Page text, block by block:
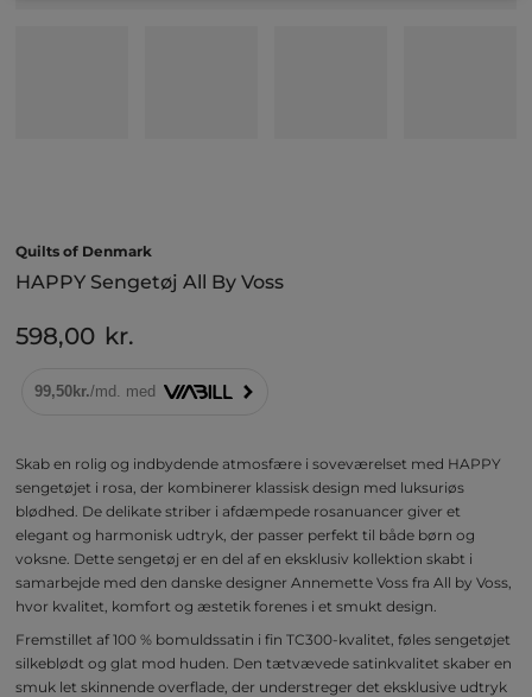
Quilts of Denmark
HAPPY Sengetøj All By Voss
598,00 kr.
Skab en rolig og indbydende atmosfære i soveværelset med HAPPY
sengetøjet i rosa, der kombinerer klassisk design med luksuriøs
blødhed. De delikate striber i afdæmpede rosanuancer giver et
elegant og harmonisk udtryk, der passer perfekt til både børn og
voksne. Dette sengetøj er en del af en eksklusiv kollektion skabt i
samarbejde med den danske designer Annemette Voss fra All by Voss,
hvor kvalitet, komfort og æstetik forenes i et smukt design.
Fremstillet af 100 % bomuldssatin i fin TC300-kvalitet, føles sengetøjet
silkeblødt og glat mod huden. Den tætvævede satinkvalitet skaber en
smuk let skinnende overflade, der understreger det eksklusive udtryk